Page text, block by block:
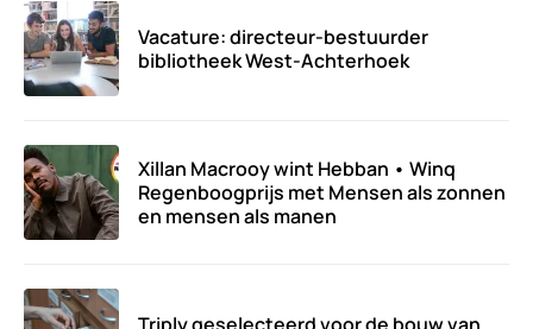
Vacature: directeur-bestuurder
bibliotheek West-Achterhoek
Xillan Macrooy wint Hebban • Winq
Regenboogprijs met Mensen als zonnen
en mensen als manen